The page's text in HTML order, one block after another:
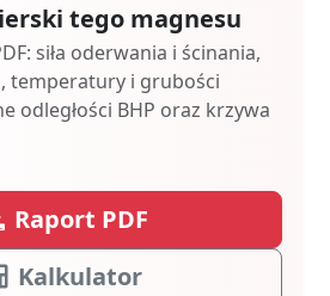
tego magnesu
siła oderwania i ścinania,
temperatury i grubości
odległości BHP oraz krzywa
Raport PDF
Kalkulator